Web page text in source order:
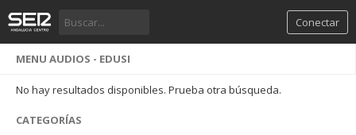
Conectar
MENU AUDIOS - EDUSI
No hay resultados disponibles. Prueba otra búsqueda.
CATEGORÍAS